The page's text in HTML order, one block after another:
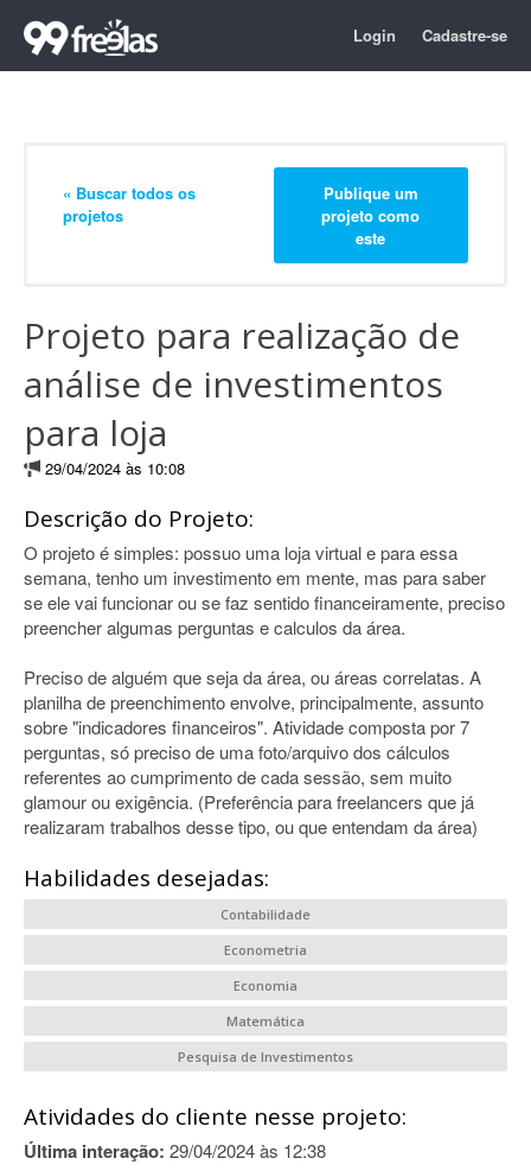
Login Cadastre-se
« Buscar todos os
projetos
Publique um
projeto como
este
Projeto para realização de
análise de investimentos
para loja
29/04/2024 às 10:08
Descrição do Projeto:
O projeto é simples: possuo uma loja virtual e para essa
semana, tenho um investimento em mente, mas para saber
se ele vai funcionar ou se faz sentido financeiramente, preciso
preencher algumas perguntas e calculos da área.
Preciso de alguém que seja da área, ou áreas correlatas. A
planilha de preenchimento envolve, principalmente, assunto
sobre "indicadores financeiros". Atividade composta por 7
perguntas, só preciso de uma foto/arquivo dos cálculos
referentes ao cumprimento de cada sessão, sem muito
glamour ou exigência. (Preferência para freelancers que já
realizaram trabalhos desse tipo, ou que entendam da área)
Habilidades desejadas:
Contabilidade
Econometria
Economia
Matemática
Pesquisa de Investimentos
Atividades do cliente nesse projeto:
Última interação: 29/04/2024 às 12:38